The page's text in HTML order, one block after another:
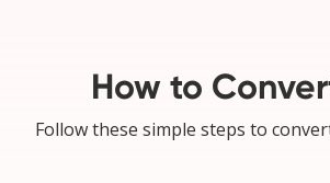
How to
Follow these simple steps to